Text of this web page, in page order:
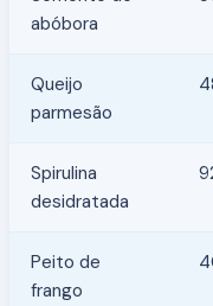
abóbora
Queijo
parmesão
Spirulina
desidratada
Peito de
frango